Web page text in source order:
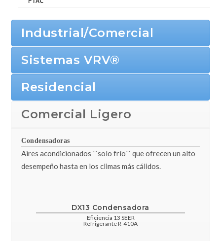
Industrial/Comercial
Sistemas VRV®
Residencial
Comercial Ligero
Condensadoras
Aires acondicionados ``solo frío`` que ofrecen un alto
desempeño hasta en los climas más cálidos.
DX13 Condensadora
Eficiencia 13 SEER
Refrigerante R-410A